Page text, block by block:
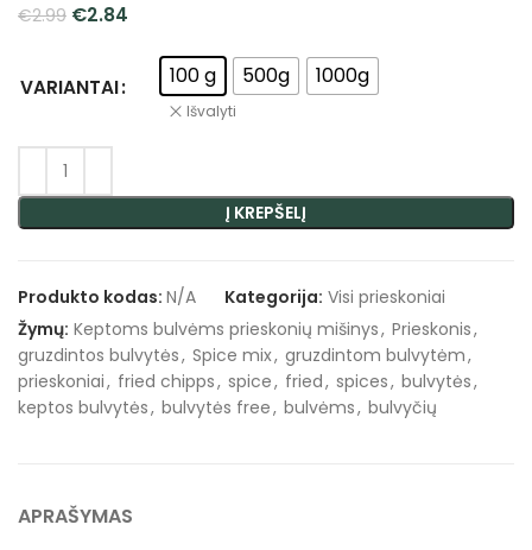
€2.99 €2.84
VARIANTAI 100 g 500g 1000g
Išvalyti
Į KREPŠELĮ
Produkto kodas: N/A Kategorija: Visi prieskoniai
Žymų: Keptoms bulvėms prieskonių mišinys, Prieskonis,
gruzdintos bulvytės, Spice mix, gruzdintom bulvytėm,
prieskoniai, fried chipps, spice, fried, spices, bulvytės,
keptos bulvytės, bulvytės free, bulvėms, bulvyčių
APRAŠYMAS